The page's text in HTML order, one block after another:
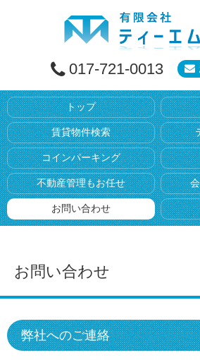
017-721-0013
トップ
賃貸物件検索
コインパーキング
不動産管理もお任せ
お問い合わせ
お問い合わせ
弊社へのご連絡